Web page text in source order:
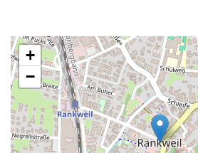
+
−